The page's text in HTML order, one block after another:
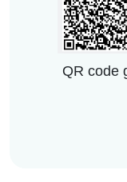
QR code